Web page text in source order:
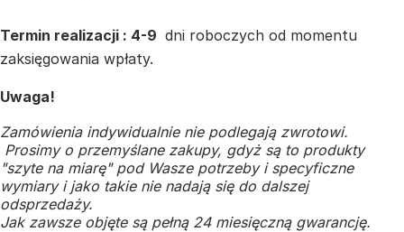
Termin realizacji : 4-9 dni roboczych od momentu
zaksięgowania wpłaty.
Uwaga!
Zamówienia indywidualnie nie podlegają zwrotowi.
Prosimy o przemyślane zakupy, gdyż są to produkty
"szyte na miarę" pod Wasze potrzeby i specyficzne
wymiary i jako takie nie nadają się do dalszej
odsprzedaży.
Jak zawsze objęte są pełną 24 miesięczną gwarancję.